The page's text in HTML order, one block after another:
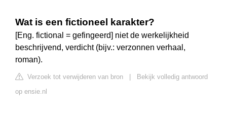
Wat is een fictioneel karakter?
[Eng. fictional = gefingeerd] niet de werkelijkheid
beschrijvend, verdicht (bijv.: verzonnen verhaal,
roman).
Verzoek tot verwijderen van bron
Bekijk volledig antwoord
op ensie.nl